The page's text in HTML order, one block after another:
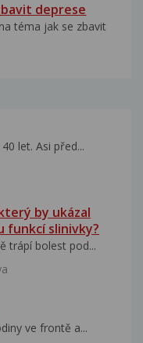
deprese
téma jak se zbavit
let. Asi před...
by ukázal
funkcí slinivky?
trápí bolest pod...
ve frontě a...